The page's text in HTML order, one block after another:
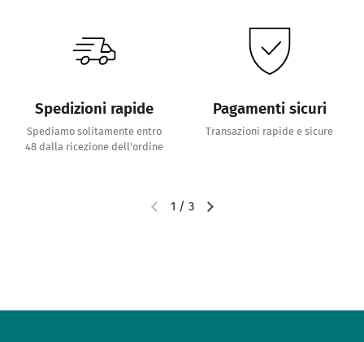
Spedizioni rapide
Spediamo solitamente entro
48 dalla ricezione dell'ordine
Pagamenti sicuri
Transazioni rapide e sicure
1 / 3